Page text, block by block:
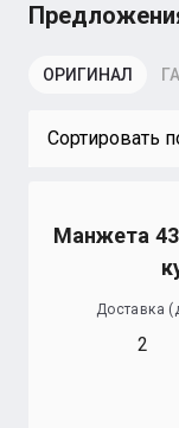
ОРИГИНАЛ
Сортировать
Манжета
Доставка
2